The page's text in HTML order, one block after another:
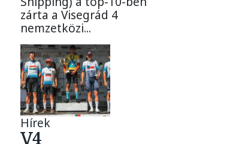
zárta a Visegrád 4
nemzetközi...
Hírek
V4